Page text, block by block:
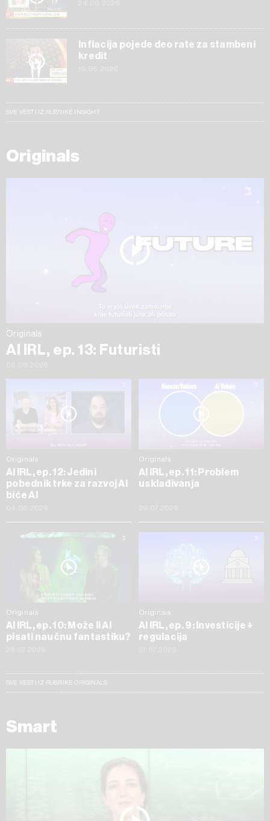
Inflacija pojede deo rate za stambeni
kredit
SVE VESTI IZ RUBRIKE INSIGHT
Originals
Originals
AI IRL, ep. 13: Futuristi
Originals
AI IRL, ep. 12: Jedini
pobednik trke za razvoj AI
biće AI
Originals
AI IRL, ep. 11: Problem
usklađivanja
Originals
AI IRL, ep. 10: Može li AI
pisati naučnu fantastiku?
Originals
AI IRL, ep. 9: Investicije +
regulacija
SVE VESTI IZ RUBRIKE ORIGINALS
Smart